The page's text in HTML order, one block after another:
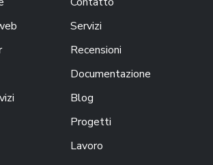
Servizi
Recensioni
Documentazione
Blog
Progetti
Lavoro